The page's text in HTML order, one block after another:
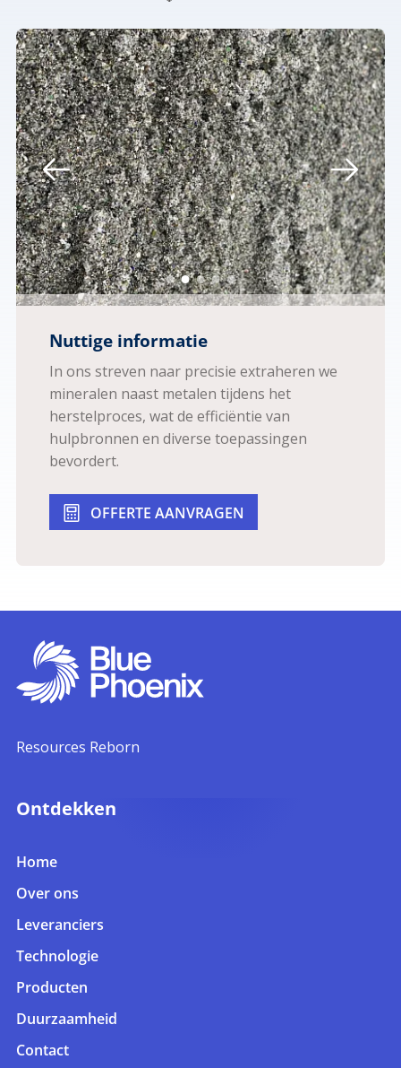
Nuttige informatie
In ons streven naar precisie extraheren we
mineralen naast metalen tijdens het
herstelproces, wat de efficiëntie van
hulpbronnen en diverse toepassingen
bevordert.
OFFERTE AANVRAGEN
Resources Reborn
Ontdekken
Home
Over ons
Leveranciers
Technologie
Producten
Duurzaamheid
Contact